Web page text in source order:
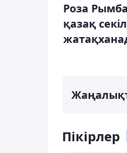
Роза
қазақ
Пікірлер